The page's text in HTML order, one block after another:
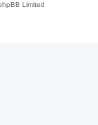
Limited